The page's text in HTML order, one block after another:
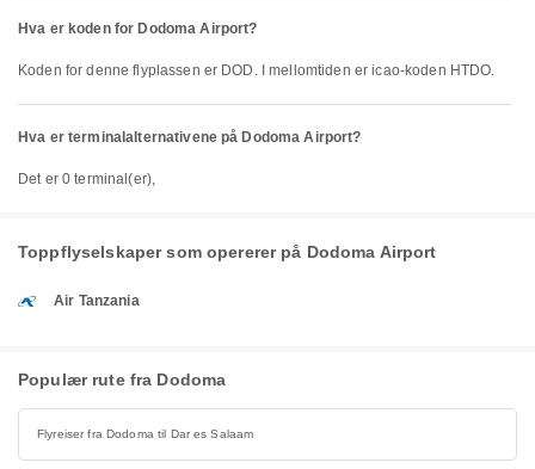
Hva er koden for Dodoma Airport?
Koden for denne flyplassen er DOD. I mellomtiden er icao-koden HTDO.
Hva er terminalalternativene på Dodoma Airport?
Det er 0 terminal(er),
Toppflyselskaper som opererer på Dodoma Airport
Air Tanzania
Populær rute fra Dodoma
Flyreiser fra Dodoma til Dar es Salaam